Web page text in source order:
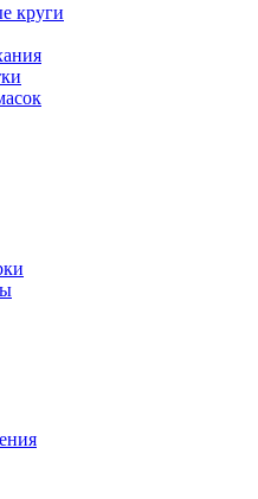
круги